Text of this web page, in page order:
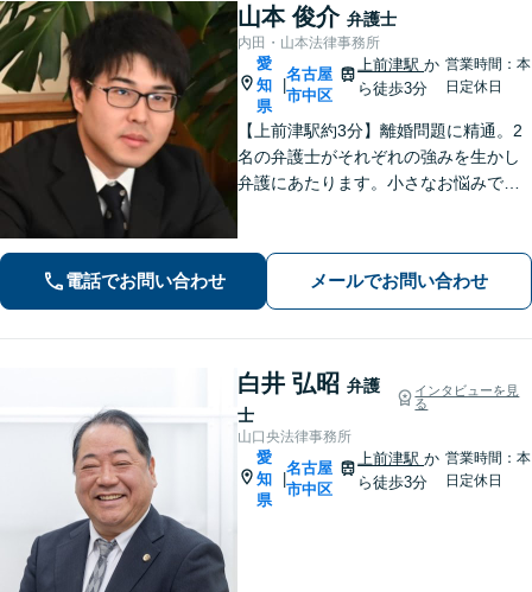
山本 俊介 弁護士
内田・山本法律事務所
愛
知
県
|
名古屋
市中区
上前津駅か
ら徒歩3分
営業時間：本
日定休日
【上前津駅約3分】離婚問題に精通。2
名の弁護士がそれぞれの強みを生かし
弁護にあたります。小さなお悩みで
イスを行います！【初回相談無料】
電話でお問い合わせ メールでお問い合わせ
白井 弘昭 弁護
士
インタビューを見
る
山口央法律事務所
愛
知
県
|
名古屋
市中区
上前津駅か
ら徒歩3分
営業時間：本
日定休日